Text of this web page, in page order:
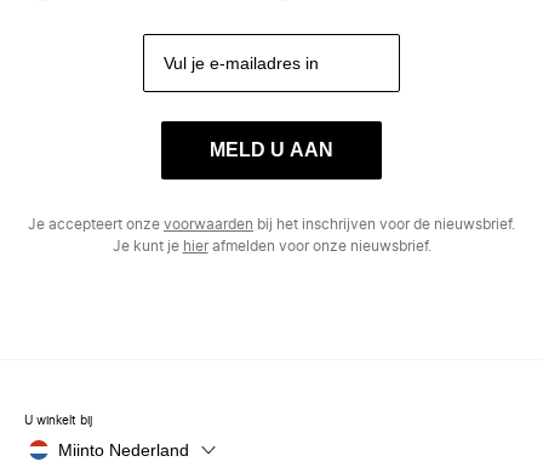
MELD U AAN
Je accepteert onze voorwaarden bij het inschrijven voor de nieuwsbrief.
Je kunt je hierafmelden voor onze nieuwsbrief.
U winkelt bij
Miinto Nederland